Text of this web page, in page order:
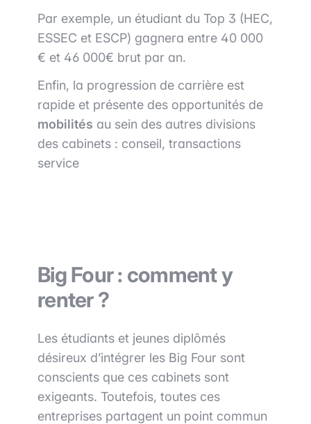
Par exemple, un étudiant du Top 3 (HEC,
ESSEC et ESCP) gagnera entre 40 000
€ et 46 000€ brut par an.
Enfin, la progression de carrière est
rapide et présente des opportunités de
mobilités au sein des autres divisions
des cabinets : conseil, transactions
service
Big Four : comment y
renter ?
Les étudiants et jeunes diplômés
désireux d’intégrer les Big Four sont
conscients que ces cabinets sont
exigeants. Toutefois, toutes ces
entreprises partagent un point commun